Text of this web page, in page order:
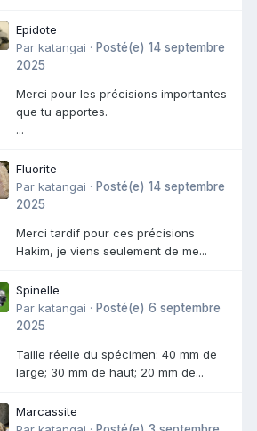
Epidote
Par katangai · Posté(e) 14 septembre
2025
Merci pour les précisions importantes
que tu apportes.
...
Fluorite
Par katangai · Posté(e) 14 septembre
2025
Merci tardif pour ces précisions
Hakim, je viens seulement de me...
Spinelle
Par katangai · Posté(e) 6 septembre
2025
Taille réelle du spécimen: 40 mm de
large; 30 mm de haut; 20 mm de...
Marcassite